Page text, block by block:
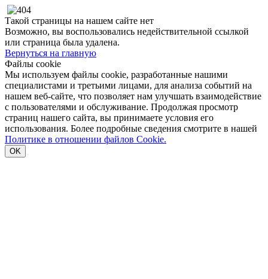
Такой страницы на нашем сайте нет
Возможно, вы воспользовались недействительной ссылкой
или страница была удалена.
Вернуться на главную
Файлы cookie
Мы используем файлы cookie, разработанные нашими
специалистами и третьими лицами, для анализа событий на
нашем веб-сайте, что позволяет нам улучшать взаимодействие
с пользователями и обслуживание. Продолжая просмотр
страниц нашего сайта, вы принимаете условия его
использования. Более подробные сведения смотрите в нашей
Политике в отношении файлов Cookie.
OK